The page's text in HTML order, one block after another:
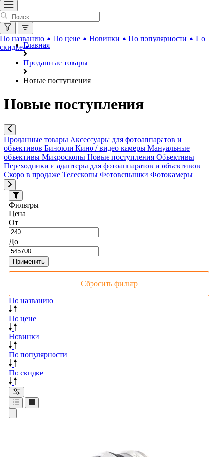
Главная
Проданные товары
Новые поступления
По названию По цене Новинки По популярности
По
скидке
Новые поступления
Проданные товары Аксессуары для фотоаппаратов и
объективов Бинокли Кино / видео камеры Мануальные
объективы Микроскопы Новые поступления Объективы
Переходники и адаптеры для фотоаппаратов и объективов
Скоро в продаже Телескопы Фотовспышки Фотокамеры
Фильтры
Цена
От
До
Применить
Сбросить фильтр
По названию
По цене
Новинки
По популярности
По скидке